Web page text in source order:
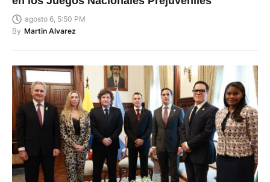
agosto 6, 5:50 PM
By Martin Alvarez